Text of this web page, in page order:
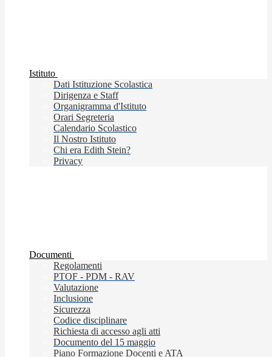
Istituto
Dati Istituzione Scolastica
Dirigenza e Staff
Organigramma d'Istituto
Orari Segreteria
Calendario Scolastico
Il Nostro Istituto
Chi era Edith Stein?
Privacy
Documenti
Regolamenti
PTOF - PDM - RAV
Valutazione
Inclusione
Sicurezza
Codice disciplinare
Richiesta di accesso agli atti
Documento del 15 maggio
Piano Formazione Docenti e ATA